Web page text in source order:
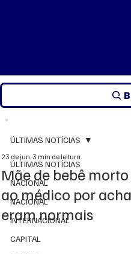
ÚLTIMAS NOTÍCIAS
NACIONAL
NACIONAL
INTERNACIONAL
CAPITAL
ÚLTIMAS NOTÍCIAS
Mãe de bebê
ao médico por
eram normais
23 de jun.3 min de leitura